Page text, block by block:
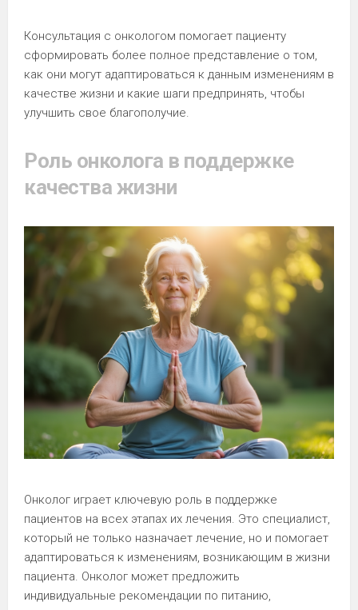
Консультация с онкологом помогает пациенту
сформировать более полное представление о том,
как они могут адаптироваться к данным изменениям в
качестве жизни и какие шаги предпринять, чтобы
улучшить свое благополучие.
Роль онколога в поддержке
качества жизни
Онколог играет ключевую роль в поддержке
пациентов на всех этапах их лечения. Это специалист,
который не только назначает лечение, но и помогает
адаптироваться к изменениям, возникающим в жизни
пациента. Онколог может предложить
индивидуальные рекомендации по питанию,